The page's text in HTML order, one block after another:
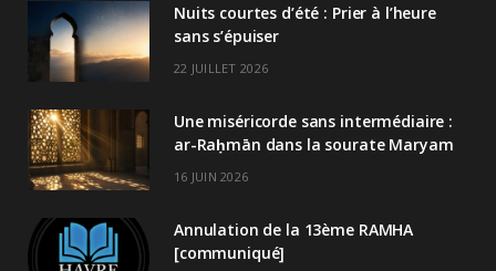
Nuits courtes d’été : Prier à l’heure
sans s’épuiser
22 JUILLET 2026
Une miséricorde sans intermédiaire :
ar-Raḥmān dans la sourate Maryam
16 JUIN 2026
Annulation de la 13ème RAMHA
[communiqué]